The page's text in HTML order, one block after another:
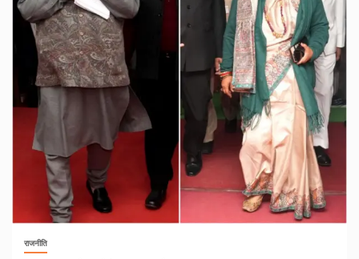
राजनीति